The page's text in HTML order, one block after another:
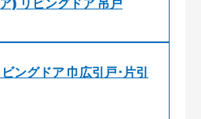
) リビングドア 吊戸
ングドア 巾広引戸･片引